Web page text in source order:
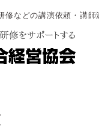
修などの講演依頼・講